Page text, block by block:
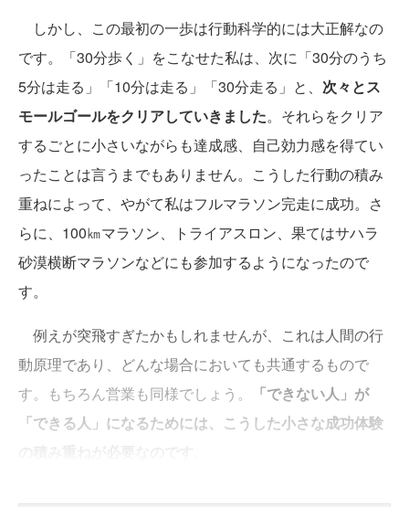
しかし、この最初の一歩は行動科学的には大正解なの
です。「30分歩く」をこなせた私は、次に「30分のうち
5分は走る」「10分は走る」「30分走る」と、 次々とス
モールゴールをクリアしていきました。それらをクリア
するごとに小さいながらも達成感、自己効力感を得てい
ったことは言うまでもありません。こうした行動の積み
重ねによって、やがて私はフルマラソン完走に成功。さ
らに、100㎞マラソン、トライアスロン、果てはサハラ
砂漠横断マラソンなどにも参加するようになったので
す。
例えが突飛すぎたかもしれませんが、これは人間の行
動原理であり、どんな場合においても共通するもので
す。もちろん営業も同様でしょう。
「できない人」が
「できる人」になるためには、こうした小さな成功体験